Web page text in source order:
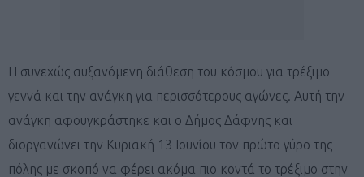
Η συνεχώς αυξανόμενη διάθεση του κόσμου για τρέξιμο
γεννά και την ανάγκη για περισσότερους αγώνες. Αυτή την
ανάγκη αφουγκράστηκε και ο Δήμος Δάφνης και
διοργανώνει την Κυριακή 13 Ιουνίου τον πρώτο γύρο της
πόλης με σκοπό να φέρει ακόμα πιο κοντά το τρέξιμο στην